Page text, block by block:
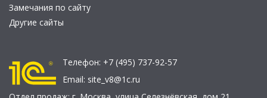
Замечания по сайту
Другие сайты
Телефон: +7 (495) 737-92-57
Email: site_v8@1c.ru